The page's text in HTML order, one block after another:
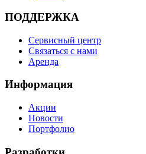
ПОДДЕРЖКА
Сервисный центр
Связаться с нами
Аренда
Информация
Акции
Новости
Портфолио